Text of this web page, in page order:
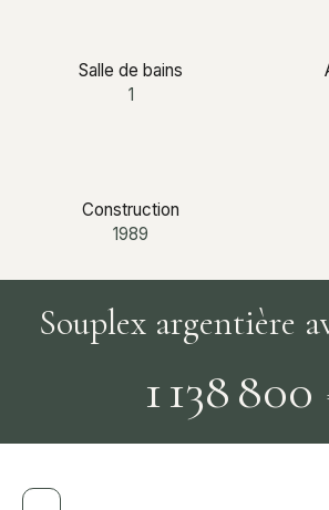
Salle de bains
1
Construction
1989
Souplex argentière
1 138 800